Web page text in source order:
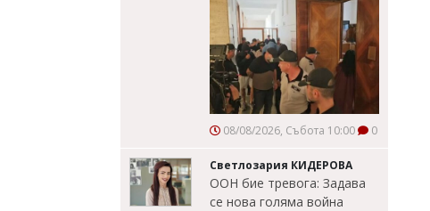
08/08/2026, Събота 10:00 0
Светлозария КИДЕРОВА
ООН бие тревога: Задава
се нова голяма война